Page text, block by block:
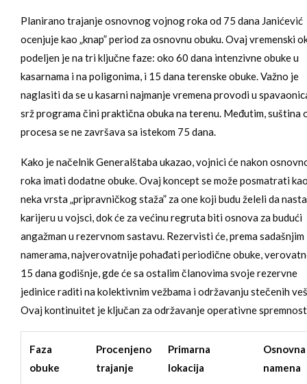
Planirano trajanje osnovnog vojnog roka od 75 dana Janićević
ocenjuje kao „knap” period za osnovnu obuku. Ovaj vremenski
podeljen je na tri ključne faze: oko 60 dana intenzivne obuke u
kasarnama i na poligonima, i 15 dana terenske obuke. Važno je
naglasiti da se u kasarni najmanje vremena provodi u
srž programa čini praktična obuka na terenu. Međutim, suština
procesa se ne završava sa istekom 75 dana.
Kako je načelnik Generalštaba ukazao, vojnici će nakon
roka imati dodatne obuke. Ovaj koncept se može posmatrati
neka vrsta „pripravničkog staža” za one koji budu želeli da
karijeru u vojsci, dok će za većinu regruta biti osnova za budući
angažman u rezervnom sastavu. Rezervisti će, prema sadašnjim
namerama, najverovatnije pohađati periodične obuke,
15 dana godišnje, gde će sa ostalim članovima svoje rezervne
jedinice raditi na kolektivnim vežbama i održavanju stečenih
Ovaj kontinuitet je ključan za održavanje operativne
Faza
obuke
Procenjeno
trajanje
Primarna
lokacija
Osnovna
namena